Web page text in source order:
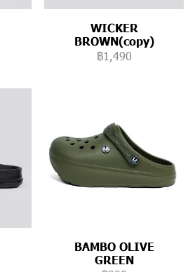
WICKER
BROWN(copy)
฿1,490
BAMBO OLIVE
GREEN